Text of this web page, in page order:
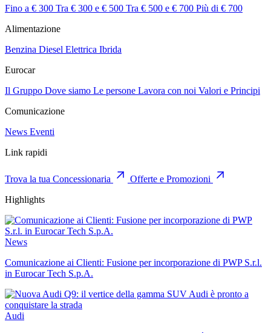
Fino a € 300 Tra € 300 e € 500 Tra € 500 e € 700 Più di € 700
Alimentazione
Benzina Diesel Elettrica Ibrida
Eurocar
Il Gruppo Dove siamo Le persone Lavora con noi Valori e Principi
Comunicazione
News Eventi
Link rapidi
Trova la tua Concessionaria
Offerte e Promozioni
Highlights
News
Comunicazione ai Clienti: Fusione per incorporazione di PWP S.r.l.
in Eurocar Tech S.p.A.
Audi